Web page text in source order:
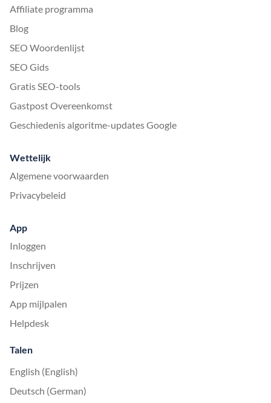
Affiliate programma
Blog
SEO Woordenlijst
SEO Gids
Gratis SEO-tools
Gastpost Overeenkomst
Geschiedenis algoritme-updates Google
Wettelijk
Algemene voorwaarden
Privacybeleid
App
Inloggen
Inschrijven
Prijzen
App mijlpalen
Helpdesk
Talen
English (English)
Deutsch (German)